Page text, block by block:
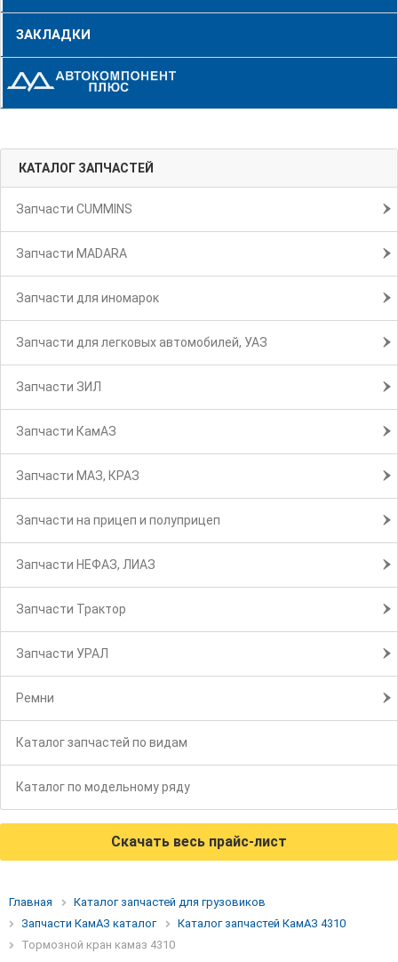
ЗАКЛАДКИ
КАТАЛОГ ЗАПЧАСТЕЙ
Запчасти CUMMINS
Запчасти MADARA
Запчасти для иномарок
Запчасти для легковых автомобилей, УАЗ
Запчасти ЗИЛ
Запчасти КамАЗ
Запчасти МАЗ, КРАЗ
Запчасти на прицеп и полуприцеп
Запчасти НЕФАЗ, ЛИАЗ
Запчасти Трактор
Запчасти УРАЛ
Ремни
Каталог запчастей по видам
Каталог по модельному ряду
Скачать весь прайс-лист
Главная
Каталог запчастей для грузовиков
Запчасти КамАЗ каталог
Каталог запчастей КамАЗ 4310
Тормозной кран камаз 4310